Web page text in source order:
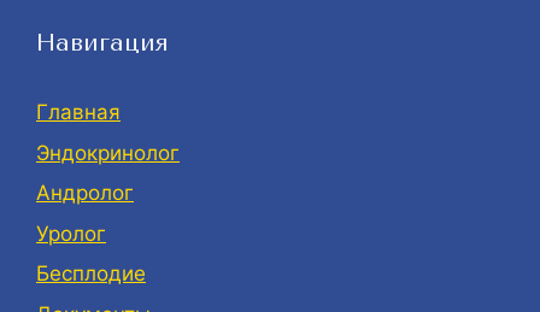
Навигация
Главная
Эндокринолог
Андролог
Уролог
Бесплодие